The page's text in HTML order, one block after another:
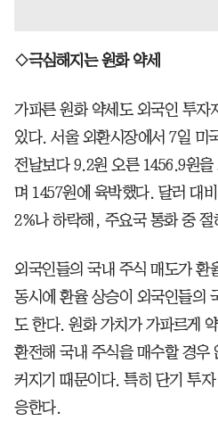
◇극심해지는 원화 약세
가파른 원화 약세도 외국인 투자
있다. 서울 외환시장에서 7일 미
전날보다 9.2원 오른 1456.9원
며 1457원에 육박했다. 달러 대
2%나 하락해, 주요국 통화 중 절
외국인들의 국내 주식 매도가 환
동시에 환율 상승이 외국인들의
도 한다. 원화 가치가 가파르게
환전해 국내 주식을 매수할 경우
커지기 때문이다. 특히 단기 투
응한다.